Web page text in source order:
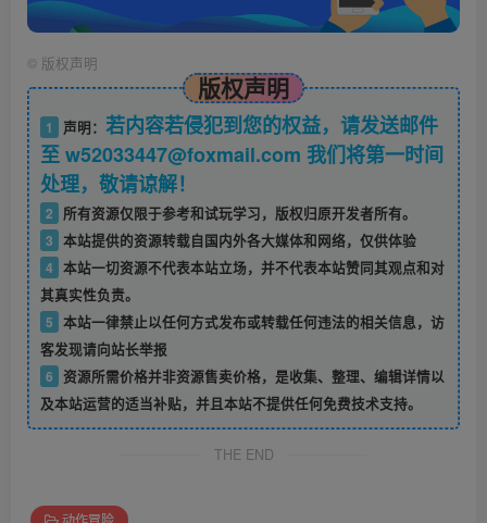
© 版权声明
版权声明
1 声明： 若内容若侵犯到您的权益，请发送邮件
至 w52033447@foxmail.com 我们将第一时间
处理，敬请谅解！
2
所有资源仅限于参考和试玩学习，版权归原开发者所有。
3 本站提供的资源转载自国内外各大媒体和网络，仅供体验
4 本站一切资源不代表本站立场，并不代表本站赞同其观点和对
其真实性负责。
5 本站一律禁止以任何方式发布或转载任何违法的相关信息，访
客发现请向站长举报
6
资源所需价格并非资源售卖价格，是收集、整理、编辑详情以
及本站运营的适当补贴，并且本站不提供任何免费技术支持。
THE END
动作冒险